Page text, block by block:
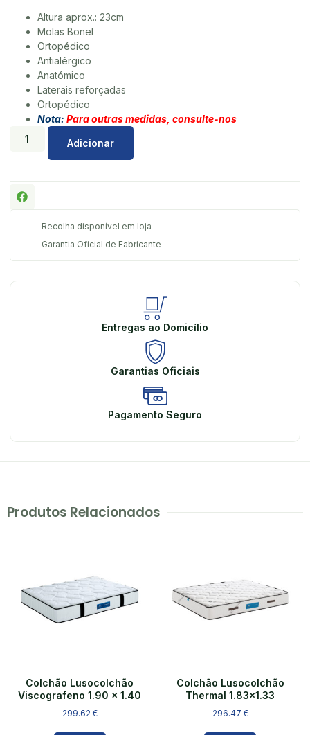
Altura aprox.: 23cm
Molas Bonel
Ortopédico
Antialérgico
Anatómico
Laterais reforçadas
Ortopédico
Nota: Para outras medidas, consulte-nos
Adicionar
Recolha disponível em loja
Garantia Oficial de Fabricante
Entregas ao Domicílio
Garantias Oficiais
Pagamento Seguro
Produtos Relacionados
Colchão Lusocolchão
Viscografeno 1.90 x 1.40
299.62 €
Colchão Lusocolchão
Thermal 1.83×1.33
296.47 €